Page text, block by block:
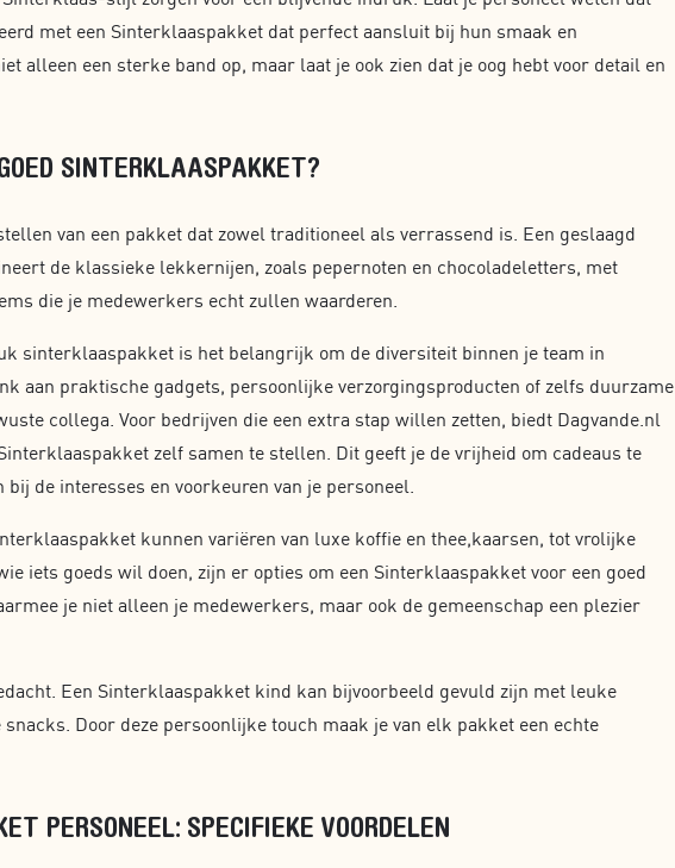
met een Sinterklaaspakket dat perfect aansluit bij hun smaak en
alleen een sterke band op, maar laat je ook zien dat je oog hebt voor detail en
SINTERKLAASPAKKET?
van een pakket dat zowel traditioneel als verrassend is. Een geslaagd
de klassieke lekkernijen, zoals pepernoten en chocoladeletters, met
die je medewerkers echt zullen waarderen.
sinterklaaspakket is het belangrijk om de diversiteit binnen je team in
aan praktische gadgets, persoonlijke verzorgingsproducten of zelfs duurzame
collega. Voor bedrijven die een extra stap willen zetten, biedt Dagvande.nl
zelf samen te stellen. Dit geeft je de vrijheid om cadeaus te
de interesses en voorkeuren van je personeel.
kunnen variëren van luxe koffie en thee,kaarsen, tot vrolijke
iets goeds wil doen, zijn er opties om een Sinterklaaspakket voor een goed
je niet alleen je medewerkers, maar ook de gemeenschap een plezier
Een Sinterklaaspakket kind kan bijvoorbeeld gevuld zijn met leuke
snacks. Door deze persoonlijke touch maak je van elk pakket een echte
PERSONEEL: SPECIFIEKE VOORDELEN